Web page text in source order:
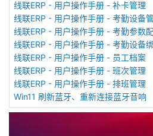
线联ERP - 用户操作手册 - 补卡管理
线联ERP - 用户操作手册 - 考勤设备
线联ERP - 用户操作手册 - 考勤参数
线联ERP - 用户操作手册 - 考勤设备
线联ERP - 用户操作手册 - 员工档案
线联ERP - 用户操作手册 - 班次管理
线联ERP - 用户操作手册 - 排班管理
Win11 刷新蓝牙、重新连接蓝牙音响